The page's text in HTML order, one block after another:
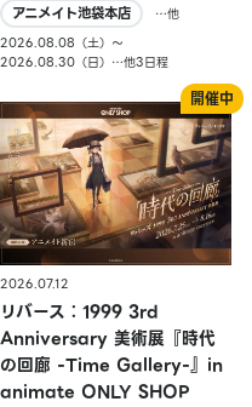
アニメイト池袋本店
…他
2026.08.08（土）〜
2026.08.30（日）…他3日程
2026.07.12
リバース：1999 3rd
Anniversary 美術展『時代
の回廊 -Time Gallery-』in
animate ONLY SHOP